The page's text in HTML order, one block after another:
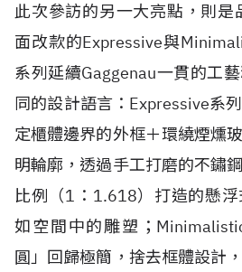
此次參訪的另一大亮點，則
面改款的Expressive與
系列延續Gaggenau一貫的工
同的設計語言：Expressive系
定櫃體邊界的外框＋環繞煙燻
明輪廓，透過手工打磨的不鏽
比例（1：1.618）打造的懸
如空間中的雕塑；
圓」回歸極簡，捨去框體設計